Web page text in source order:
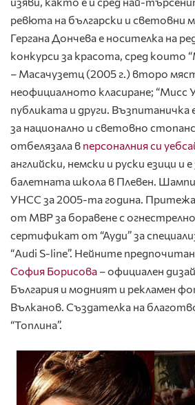
ревюта на български и световни
Гергана Дончева е носителка на
конкурси за красота, сред които
– Масачузетц (2005 г.) второ
неофициалното класиране; “Мисс
публиката и други. Възпитаничка
за национално и световно
отбелязала в персоналния си
английски, немски и руски езици и
балетната школа в Плевен.
УНСС за 2005-та година.
от МВР за боравене с
сертификат от “Ауди” за
“Audi S-line”. Нейните
София Борисова – официален
България и модният и рекламен
Вълканов. Създателка на
“Топлина”.